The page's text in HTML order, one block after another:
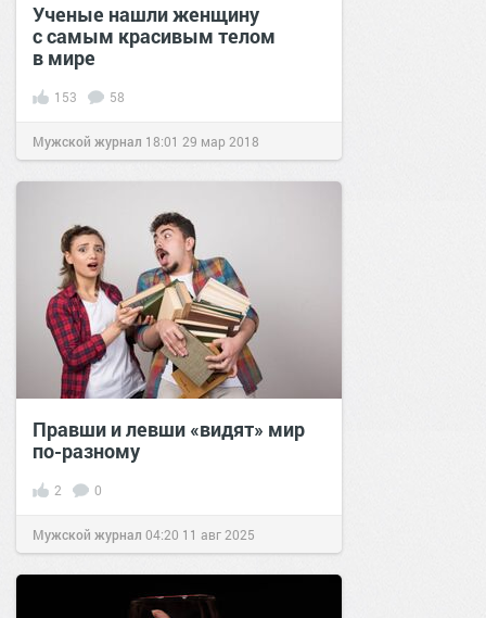
Ученые нашли женщину
с самым красивым телом
в мире
153 58
Мужской журнал 18:01 29 мар 2018
Правши и левши «видят» мир
по-разному
2 0
Мужской журнал 04:20 11 авг 2025